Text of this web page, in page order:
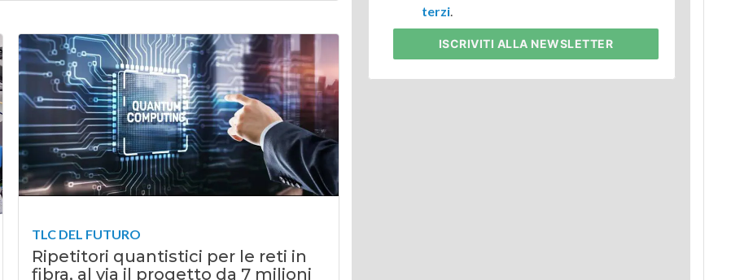
TLC DEL FUTURO
Ripetitori quantistici per le reti in
fibra, al via il progetto da 7 milioni
terzi.
ISCRIVITI ALLA NEWSLETTER